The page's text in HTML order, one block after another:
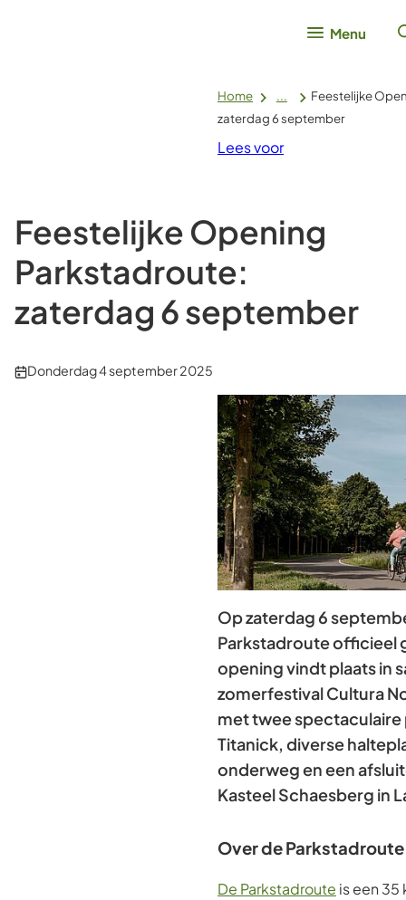
Menu
Home ...
Feestelijke
zaterdag 6 september
Lees voor
Feestelijke Opening
Parkstadroute:
zaterdag 6 september
Publicatiedatum:
Donderdag 4 september 2025
Op zaterdag 6
Parkstadroute officieel
opening vindt plaats in
zomerfestival Cultura
met twee spectaculaire
Titanick, diverse
onderweg en een
Kasteel Schaesberg in
Over de Parkstadroute
De Parkstadroute is een